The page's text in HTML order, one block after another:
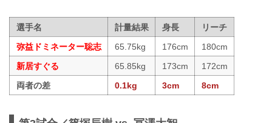
選手名 計量結果 身長
リーチ
弥益ドミネーター聡志
65.75kg 176cm
180cm
新居すぐる
65.85kg 173cm
172cm
両者の差
0.1kg 3cm 8cm